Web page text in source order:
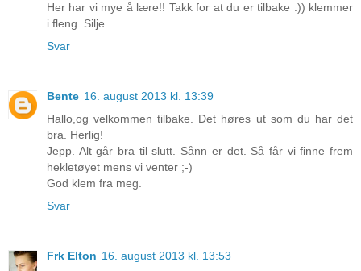
Her har vi mye å lære!! Takk for at du er tilbake :)) klemmer
i fleng. Silje
Svar
Bente 16. august 2013 kl. 13:39
Hallo,og velkommen tilbake. Det høres ut som du har det
bra. Herlig!
Jepp. Alt går bra til slutt. Sånn er det. Så får vi finne frem
hekletøyet mens vi venter ;-)
God klem fra meg.
Svar
Frk Elton 16. august 2013 kl. 13:53